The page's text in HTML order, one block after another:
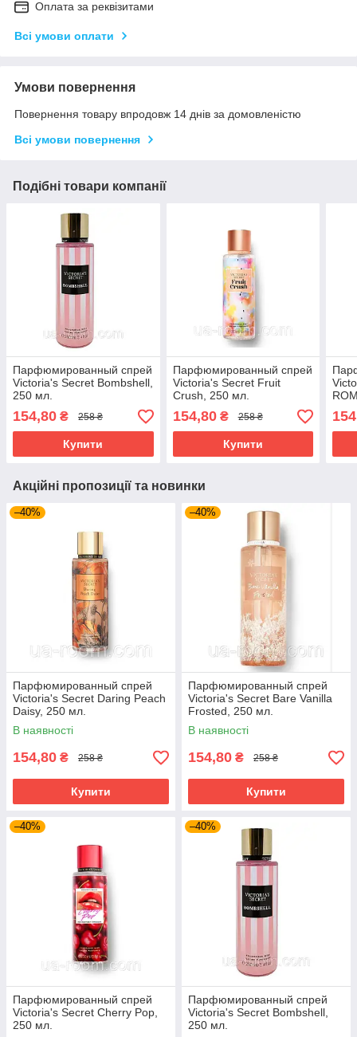
Оплата за реквізитами
Всі умови оплати
Умови повернення
Повернення товару впродовж 14 днів за домовленістю
Всі умови повернення
Подібні товари компанії
Парфюмированный спрей
Victoria's Secret Bombshell,
250 мл.
154,80 ₴ 258 ₴
Купити
Парфюмированный спрей
Victoria's Secret Fruit
Crush, 250 мл.
154,80₴ 258 ₴
Купити
мл.
Акційні пропозиції та новинки
–40%
Парфюмированный спрей
Victoria's Secret Daring Peach
Daisy, 250 мл.
В наявності
154,80 ₴ 258 ₴
Купити
–40%
Парфюмированный спрей
Victoria's Secret Bare Vanilla
Frosted, 250 мл.
В наявності
154,80 ₴ 258 ₴
Купити
–40%
Парфюмированный спрей
Victoria's Secret Cherry Pop,
250 мл.
–40%
Парфюмированный спрей
Victoria's Secret Bombshell,
250 мл.